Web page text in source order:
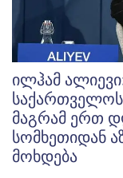
ილჰამ
მაგრამ ერთ
სომხეთიდან
მოხდება